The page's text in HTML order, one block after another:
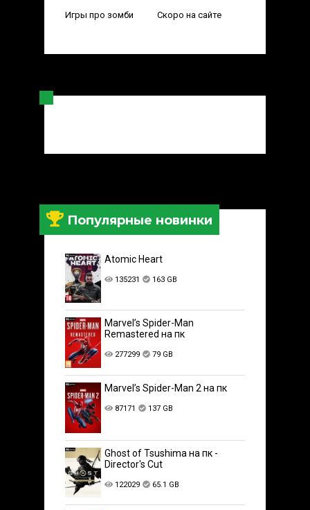
Игры про зомби Скоро на сайте
Популярные новинки
Atomic Heart
135231 163 GB
Marvel’s Spider-Man
Remastered на пк
277299 79 GB
Marvel’s Spider-Man 2 на пк
87171 137 GB
Ghost of Tsushima на пк -
Director's Cut
122029 65.1 GB